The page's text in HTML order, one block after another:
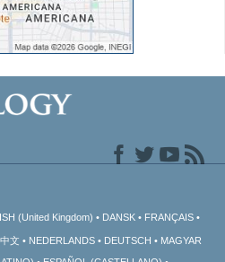
(United Kingdom) DANSK FRANÇAIS
文 NEDERLANDS DEUTSCH
MAGYAR